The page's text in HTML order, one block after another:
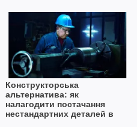
Конструкторська
альтернатива: як
налагодити постачання
нестандартних деталей в